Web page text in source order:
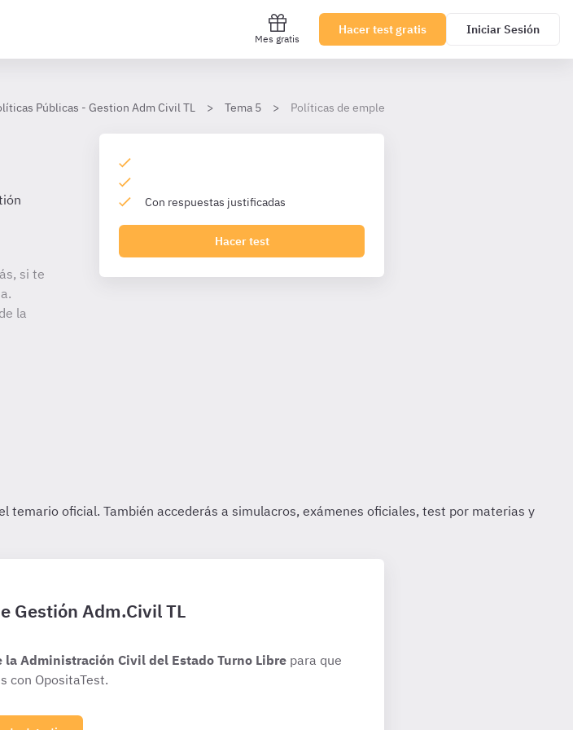
Mes gratis
Hacer test gratis Iniciar Sesión
Públicas - Gestion Adm Civil TL Tema 5 Políticas de empleo
si te
la
Con respuestas justificadas
Hacer test
Gestión Adm.Civil TL
la Administración Civil del Estado Turno Libre para que
con OpositaTest.